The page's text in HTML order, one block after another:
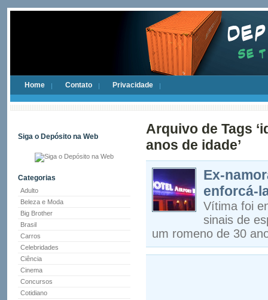
Home Contato Privacidade
Siga o Depósito na Web
Categorias
Adulto
Beleza e Moda
Big Brother
Brasil
Carros
Celebridades
Ciência
Cinema
Concursos
Cotidiano
Arquivo de Tags
anos de idade’
Ex-
enforcá-
Vítima foi
sinais de
um romeno de 30